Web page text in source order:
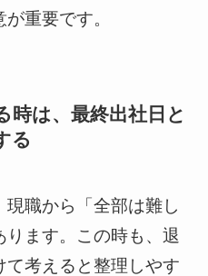
重要です。
時は、最終出社日と
る
職から「全部は難し
ます。この時も、退
考えると整理しやす